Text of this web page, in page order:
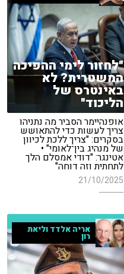
"לחזור לימי ההפיכה
המשטרית? לא
באינטרס של
הליכוד"
אופנהיימר הסביר מה נתניהו
צריך לעשות כדי להתאושש
בסקרים: "צריך ללכת לכיוון
של מנהיג בין־לאומי" •
אטינגר: "דודי אמסלם הלך
לתחתית וזה דוחה"
21/10/2025
אריה אלדד וליאת
רון